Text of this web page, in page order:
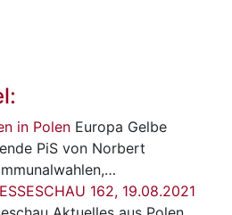
in Polen Europa Gelbe
PiS von Norbert
162, 19.08.2021